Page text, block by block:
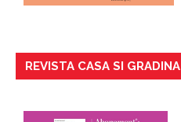
REVISTA CASA SI GRADINA